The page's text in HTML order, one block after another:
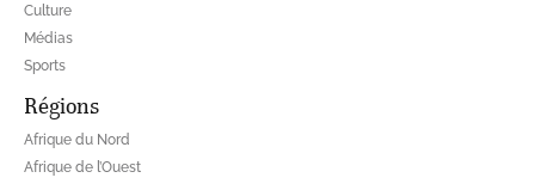
Culture
Médias
Sports
Régions
Afrique du Nord
Afrique de l’Ouest